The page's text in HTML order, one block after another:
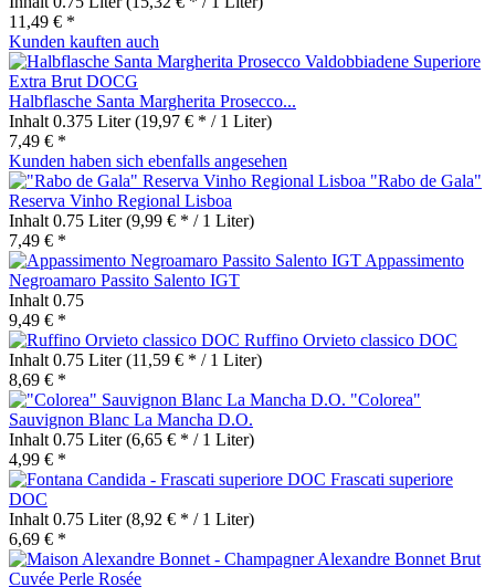
11,49 € *
Kunden kauften auch
Halbflasche Santa Margherita Prosecco...
Inhalt 0.375 Liter(19,97 € * / 1 Liter)
7,49 € *
Kunden haben sich ebenfalls angesehen
"Rabo de Gala"
Reserva Vinho Regional Lisboa
Inhalt 0.75 Liter(9,99 € * / 1 Liter)
7,49 € *
Appassimento
Negroamaro Passito Salento IGT
Inhalt 0.75
9,49 € *
Ruffino Orvieto classico DOC
Inhalt 0.75 Liter(11,59 € * / 1 Liter)
8,69 € *
"Colorea"
Sauvignon Blanc La Mancha D.O.
Inhalt 0.75 Liter(6,65 € * / 1 Liter)
4,99 € *
Frascati superiore
DOC
Inhalt 0.75 Liter(8,92 € * / 1 Liter)
6,69 € *